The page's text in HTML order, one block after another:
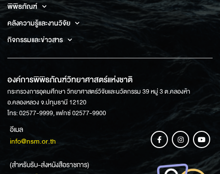
พิพิธภัณฑ์
คลังความรู้และงานวิจัย
กิจกรรมและข่าวสาร
องค์การพิพิธภัณฑ์วิทยาศาสตร์แห่งชาติ
กระทรวงการอุดมศึกษา วิทยาศาสตร์วิจัยและนวัตกรรม 39 หมู่ 3 ต.คลองห้า
อ.คลองหลวง จ.ปทุมธานี 12120
โทร: 02577-9999, แฟกซ์ 02577-9900
อีเมล
info@nsm.or.th
(สำหรับรับ-ส่งหนังสือราชการ)